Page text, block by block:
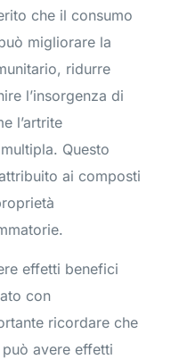
che il consumo
migliorare la
ridurre
l’insorgenza di
l’artrite
Questo
ai composti
effetti benefici
con
ricordare che
avere effetti